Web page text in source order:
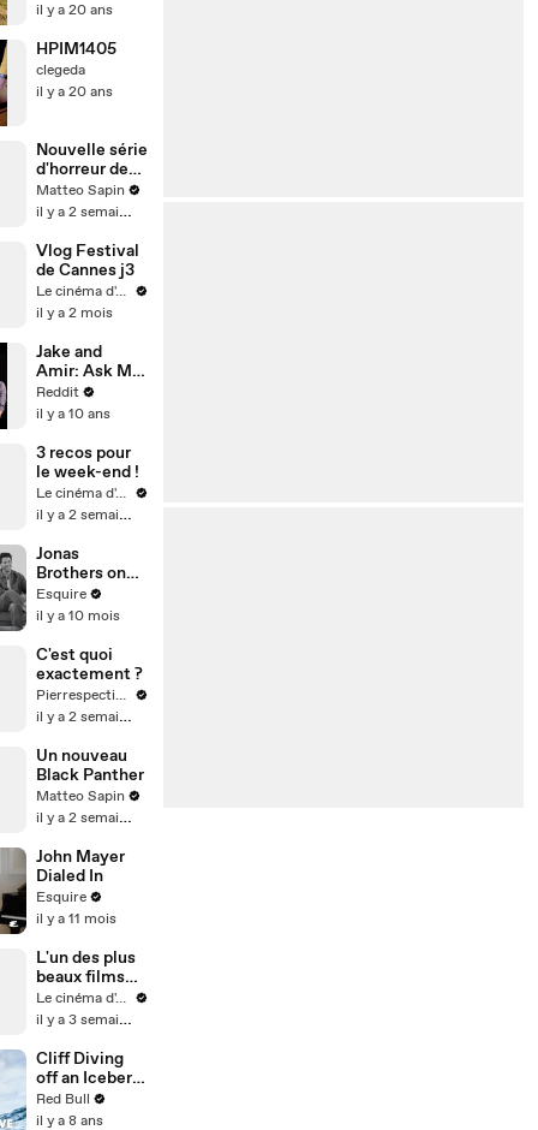
il y a 20 ans
HPIM1405
clegeda
il y a 20 ans
Nouvelle série
d'horreur de
Netflix
Matteo Sapin
il y a 2 semaines
Vlog Festival
de Cannes j3
Le cinéma d'Amaury
il y a 2 mois
Jake and
Amir: Ask Me
Anything
Reddit
il y a 10 ans
3 recos pour
le week-end !
Le cinéma d'Amaury
il y a 2 semaines
Jonas
Brothers on
Fatherhood,
Fame, and
of Music |
What I've
Learned |
Esquire
Esquire
il y a 10 mois
C'est quoi
exactement ?
Pierrespectives
il y a 2 semaines
Un nouveau
Black Panther
Matteo Sapin
il y a 2 semaines
John Mayer
Dialed In
Esquire
il y a 11 mois
L'un des plus
beaux films
que j'ai vuLe cinéma d'Amaury
il y a 3 semaines
Cliff Diving
off an Iceberg
in Antarctica?
This guy did
Red Bull
il y a 8 ans